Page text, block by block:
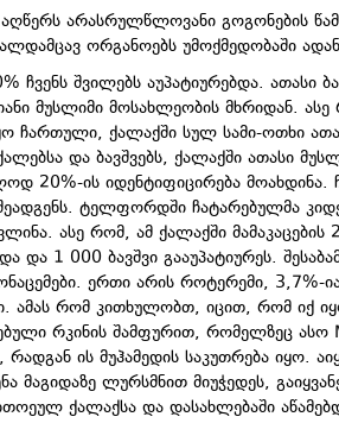
არასრულწლოვანი გოგონების
ორგანოებს უმოქმედობაში
ჩვენს შვილებს აუპატიურებდა. ათასი
მუსლიმი მოსახლეობის მხრიდან.
ჩართული, ქალაქში სულ სამი-ოთხი
და ბავშვებს, ქალაქში ათასი
20%-ის იდენტიფიცირება მოახდინა.
ტელფორდში ჩატარებულმა
ასე რომ, ამ ქალაქში
და 1 000 ბავშვი გააუპატიურეს.
ერთი არის როტერემი, 3,7%-
რომ კითხულობთ, იცით, რომ იქ
რკინის შამფურით, რომელზეც ასო
ის მუჰამედის საკუთრება იყო.
მაგიდაზე ლურსმნით მიუჭედეს,
ქალაქსა და დასახლებაში